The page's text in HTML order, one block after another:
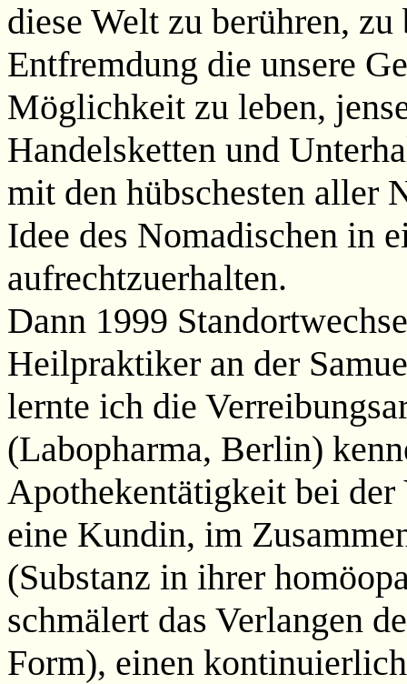
diese Welt zu berühren,
Entfremdung die unsere
Möglichkeit zu leben,
Handelsketten und
mit den hübschesten aller
Idee des Nomadischen in
aufrechtzuerhalten.
Dann 1999
Heilpraktiker an der
lernte ich die
(Labopharma, Berlin)
Apothekentätigkeit bei
eine Kundin, im
(Substanz in ihrer
schmälert das Verlangen
Form), einen